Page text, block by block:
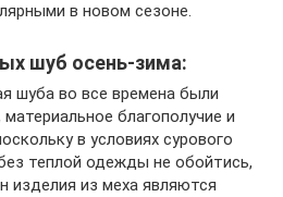
в новом сезоне.
шуб осень-зима:
шуба во все времена были
благополучие и
в условиях сурового
теплой одежды не обойтись,
изделия из меха являются